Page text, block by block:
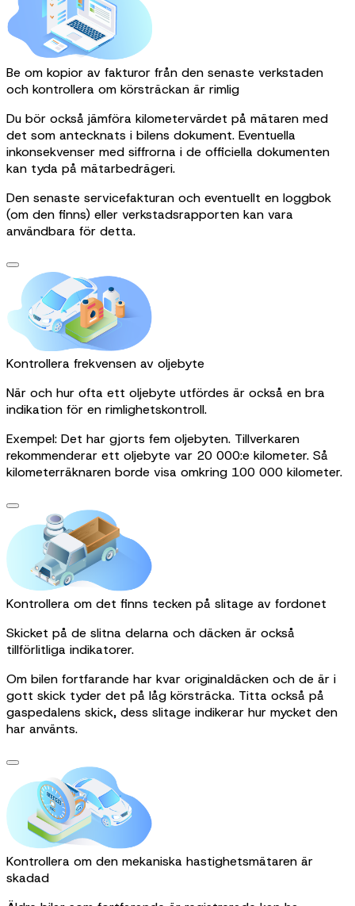
Be om kopior av fakturor från den senaste verkstaden
och kontrollera om körsträckan är rimlig
Du bör också jämföra kilometervärdet på mätaren med
det som antecknats i bilens dokument. Eventuella
inkonsekvenser med siffrorna i de officiella dokumenten
kan tyda på mätarbedrägeri.
Den senaste servicefakturan och eventuellt en loggbok
(om den finns) eller verkstadsrapporten kan vara
användbara för detta.
Kontrollera frekvensen av oljebyte
När och hur ofta ett oljebyte utfördes är också en bra
indikation för en rimlighetskontroll.
Exempel: Det har gjorts fem oljebyten. Tillverkaren
rekommenderar ett oljebyte var 20 000:e kilometer. Så
kilometerräknaren borde visa omkring 100 000 kilometer.
Kontrollera om det finns tecken på slitage av fordonet
Skicket på de slitna delarna och däcken är också
tillförlitliga indikatorer.
Om bilen fortfarande har kvar originaldäcken och de är i
gott skick tyder det på låg körsträcka. Titta också på
gaspedalens skick, dess slitage indikerar hur mycket den
har använts.
Kontrollera om den mekaniska hastighetsmätaren är
skadad